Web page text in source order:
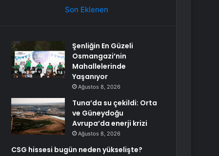
Son Eklenen
Şenliğin En Güzeli
Osmangazi’nin
Mahallelerinde
Yaşanıyor
Ağustos 8, 2026
Tuna’da su çekildi: Orta
ve Güneydoğu
Avrupa’da enerji krizi
Ağustos 8, 2026
CSG hissesi bugün neden yükselişte?